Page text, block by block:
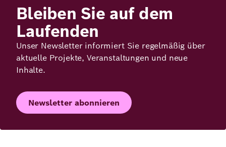
Bleiben Sie auf dem
Laufenden
Unser Newsletter informiert Sie regelmäßig über
aktuelle Projekte, Veranstaltungen und neue
Inhalte.
Newsletter abonnieren